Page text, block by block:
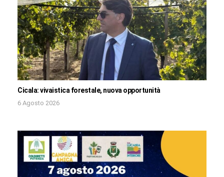
Cicala: vivaistica forestale, nuova opportunità
6 Agosto 2026